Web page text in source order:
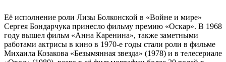
Её исполнение роли Лизы Болконской в «Войне и мире»
Сергея Бондарчука принесло фильму премию «Оскар». В 1968
году вышел фильм «Анна Каренина», также заметными
работами актрисы в кино в 1970-е годы стали роли в фильме
Михаила Козакова «Безымянная звезда» (1978) и в телесериале